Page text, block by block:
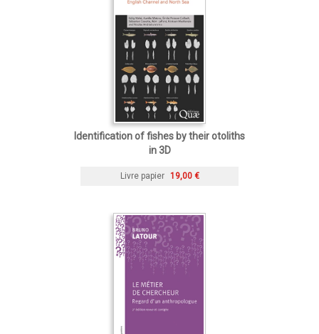
Identification of fishes by their otoliths
in 3D
Livre papier 19,00 €